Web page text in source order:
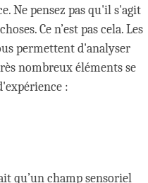
Ne pensez pas qu'il s'agit
Ce n’est pas cela. Les
permettent d'analyser
nombreux éléments se
:
qu’un champ sensoriel